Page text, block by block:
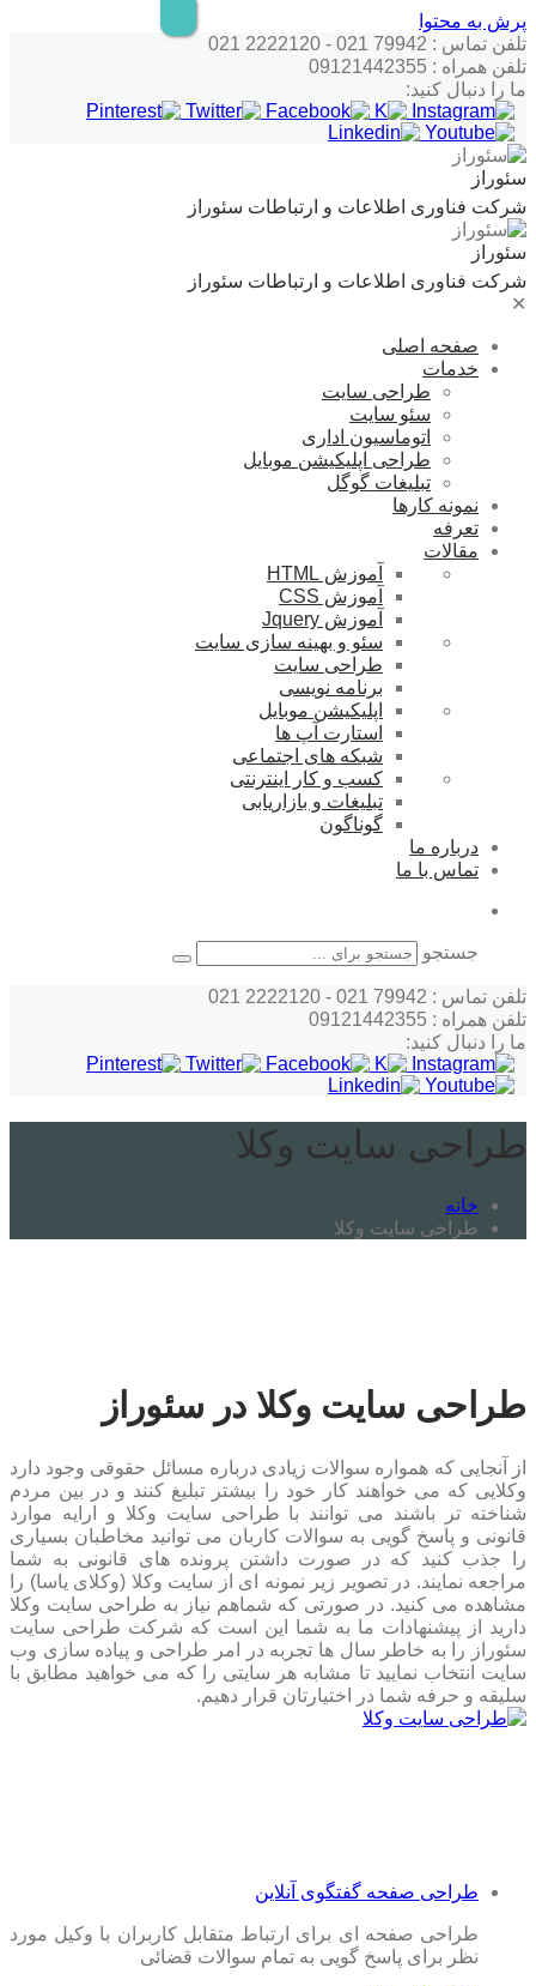
پرش به محتوا
تلفن تماس : 79942 021 - 2222120 021
تلفن همراه : 09121442355
ما را دنبال کنید:
سئوراز
شرکت فناوری اطلاعات و ارتباطات سئوراز
سئوراز
شرکت فناوری اطلاعات و ارتباطات سئوراز
✕
صفحه اصلی
خدمات
طراحی سایت
سئو سایت
اتوماسیون اداری
طراحی اپلیکیشن موبایل
تبلیغات گوگل
نمونه کارها
تعرفه
مقالات
آموزش HTML
آموزش CSS
آموزش Jquery
سئو و بهینه سازی سایت
طراحی سایت
برنامه نویسی
اپلیکیشن موبایل
استارت آپ ها
شبکه های اجتماعی
کسب و کار اینترنتی
تبلیغات و بازاریابی
گوناگون
درباره ما
تماس با ما
جستجو
تلفن تماس : 79942 021 - 2222120 021
تلفن همراه : 09121442355
ما را دنبال کنید:
طراحی سایت وکلا
خانه
طراحی سایت وکلا
طراحی سایت وکلا در سئوراز
از آنجایی که همواره سوالات زیادی درباره مسائل حقوقی وجود دارد
وکلایی که می خواهند کار خود را بیشتر تبلیغ کنند و در بین مردم
شناخته تر باشند می توانند با طراحی سایت وکلا و ارایه موارد
قانونی و پاسخ گویی به سوالات کاربان می توانید مخاطبان بسیاری
را جذب کنید که در صورت داشتن پرونده های قانونی به شما
مراجعه نمایند. در تصویر زیر نمونه ای از سایت وکلا (وکلای یاسا) را
مشاهده می کنید. در صورتی که شماهم نیاز به طراحی سایت وکلا
دارید از پیشنهادات ما به شما این است که شرکت طراحی سایت
سئوراز را به خاطر سال ها تجربه در امر طراحی و پیاده سازی وب
سایت انتخاب نمایید تا مشابه هر سایتی را که می خواهید مطابق با
سلیقه و حرفه شما در اختیارتان قرار دهیم.
طراحی صفحه گفتگوی آنلاین
طراحی صفحه ای برای ارتباط متقابل کاربران با وکیل مورد
نظر برای پاسخ گویی به تمام سوالات قضائی